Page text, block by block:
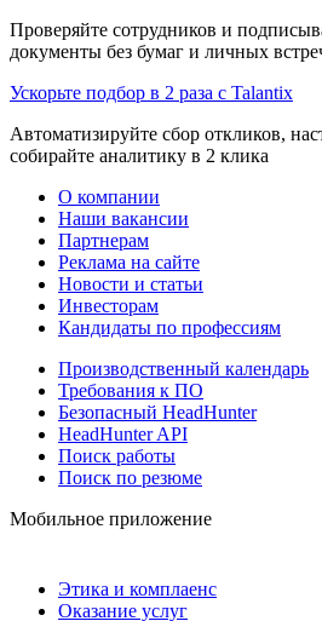
Проверяйте сотрудников и
документы без бумаг и личных
Ускорьте подбор в 2 раза с Talantix
Автоматизируйте сбор откликов,
собирайте аналитику в 2 клика
О компании
Наши вакансии
Партнерам
Реклама на сайте
Новости и статьи
Инвесторам
Кандидаты по профессиям
Производственный календарь
Требования к ПО
Безопасный HeadHunter
HeadHunter API
Поиск работы
Поиск по резюме
Мобильное приложение
Этика и комплаенс
Оказание услуг